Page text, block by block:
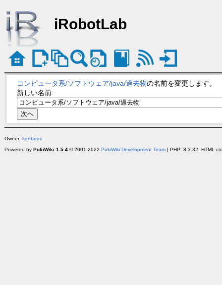
iRobotLab
コンピュータ系/ソフトウェア/java/過去物の名前を変更します。
新しい名前:
Owner: kentarou
Powered by PukiWiki 1.5.4© 2001-2022 PukiWiki Development Team| PHP: 8.3.32. HTML